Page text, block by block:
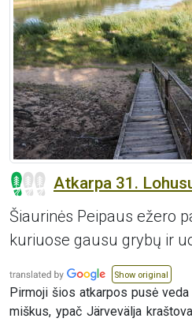
Atkarpa 31.
Šiaurinės Peipaus ežero
kuriuose gausu grybų ir
Show original
Pirmoji šios atkarpos pusė
miškus, ypač Järvevälja